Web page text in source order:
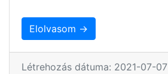
Elolvasom →
Létrehozás dátuma: 2021-07-07